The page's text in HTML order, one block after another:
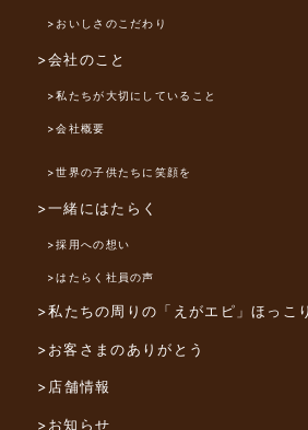
>おいしさのこだわり
>会社のこと
>私たちが大切にしていること
>会社概要
>世界の子供たちに笑顔を
>一緒にはたらく
>採用への想い
>はたらく社員の声
>私たちの周りの「えがエピ」ほっこ
>お客さまのありがとう
>店舗情報
>お知らせ